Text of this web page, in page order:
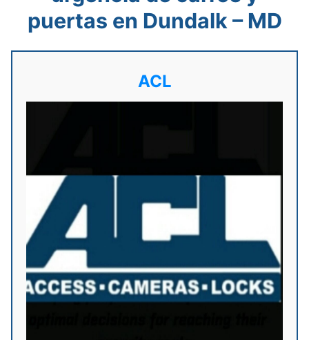
puertas en Dundalk – MD
ACL